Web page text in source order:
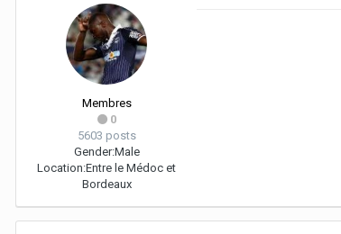
Membres
0
5603 posts
Gender:Male
Location:Entre le Médoc et
Bordeaux